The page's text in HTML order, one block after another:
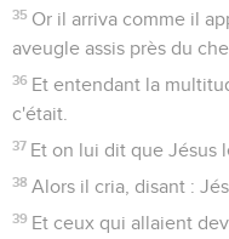
35 Or il arriva comme il
aveugle assis près du
36 Et entendant la
c'était.
37 Et on lui dit que Jésus
38 Alors il cria, disant :
39 Et ceux qui allaient